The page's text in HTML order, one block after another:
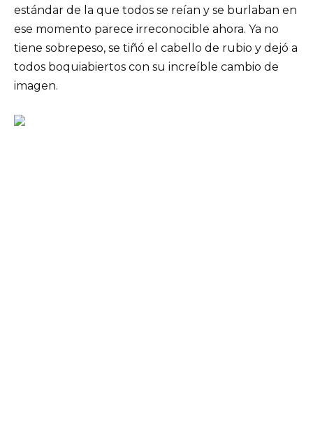
estándar de la que todos se reían y se burlaban en
ese momento parece irreconocible ahora. Ya no
tiene sobrepeso, se tiñó el cabello de rubio y dejó a
todos boquiabiertos con su increíble cambio de
imagen.